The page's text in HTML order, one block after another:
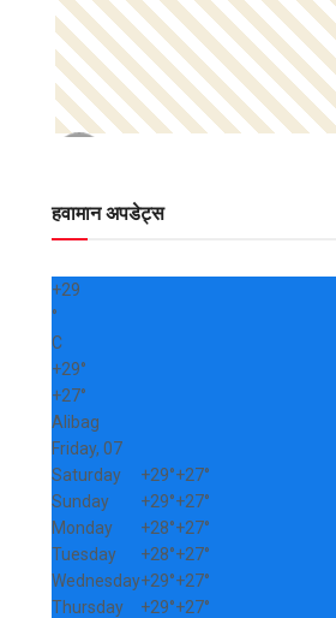
हवामान अपडेट्स
+29
°
C
+29°
+27°
Alibag
Friday, 07
Saturday
+29°+27°
Sunday
+29°+27°
Monday
+28°+27°
Tuesday
+28°+27°
Wednesday+29°+27°
Thursday
+29°+27°